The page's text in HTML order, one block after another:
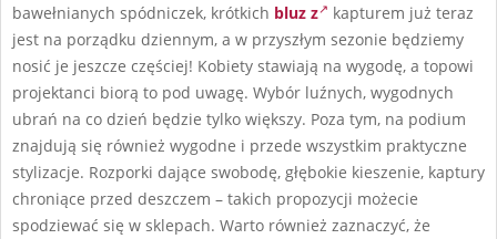
bawełnianych spódniczek, krótkich bluz z
kapturem już teraz
jest na porządku dziennym, a w przyszłym sezonie będziemy
nosić je jeszcze częściej! Kobiety stawiają na wygodę, a topowi
projektanci biorą to pod uwagę. Wybór luźnych, wygodnych
ubrań na co dzień będzie tylko większy. Poza tym, na podium
znajdują się również wygodne i przede wszystkim praktyczne
stylizacje. Rozporki dające swobodę, głębokie kieszenie, kaptury
chroniące przed deszczem – takich propozycji możecie
spodziewać się w sklepach. Warto również zaznaczyć, że